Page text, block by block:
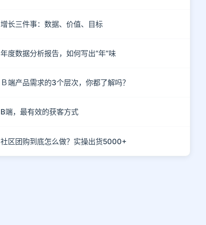
增长三件事：数据、价值、目标
年度数据分析报告，如何写出“年”味
Ｂ端产品需求的3个层次，你都了解吗？
B端，最有效的获客方式
社区团购到底怎么做？实操出货5000+